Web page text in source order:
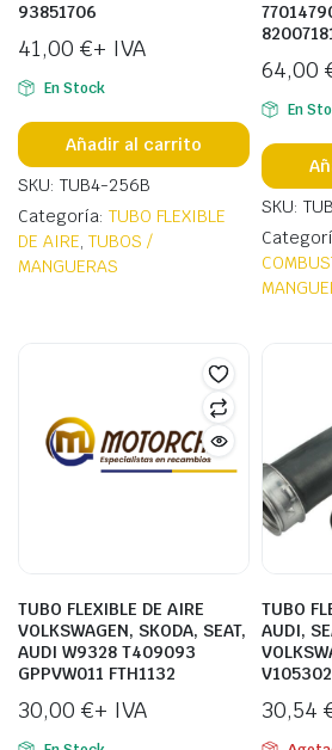
93851706
41,00 €+ IVA
En Stock
Añadir al carrito
SKU: TUB4-256B
Categoría: TUBO FLEXIBLE
DE AIRE, TUBOS /
MANGUERAS
64,00
En
SKU:
TUBO FLEXIBLE DE AIRE
VOLKSWAGEN, SKODA, SEAT,
AUDI W9328 T409093
GPPVW011 FTH1132
30,00 €+ IVA
TUBO
AUDI,
30,54